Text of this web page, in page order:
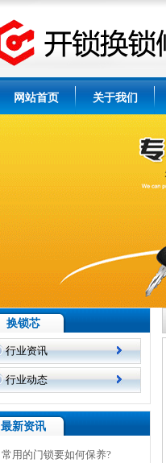
网站首页 关于我们
换锁芯
行业资讯
行业动态
最新资讯
常用的门锁要如何保养?